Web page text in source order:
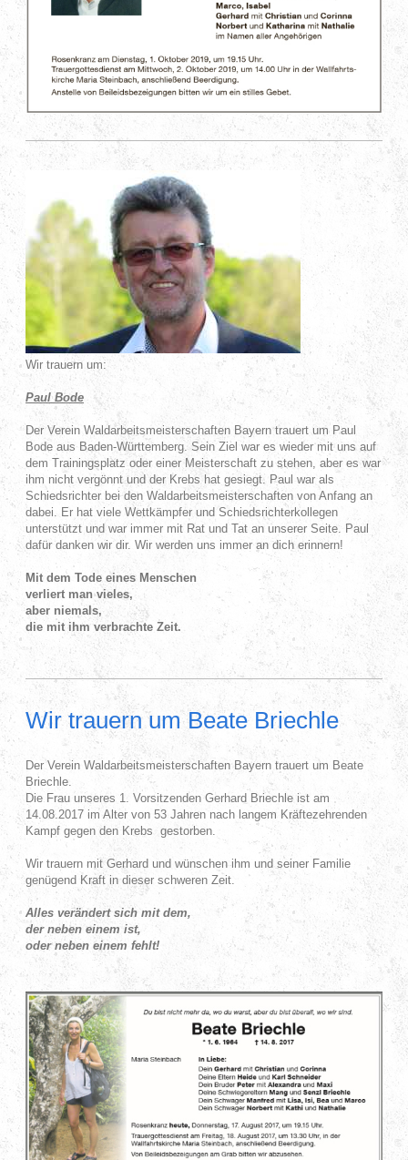
Wir trauern um:
Paul Bode
Der Verein Waldarbeitsmeisterschaften Bayern trauert um Paul
Bode aus Baden-Württemberg. Sein Ziel war es wieder mit uns auf
dem Trainingsplatz oder einer Meisterschaft zu stehen, aber es war
ihm nicht vergönnt und der Krebs hat gesiegt. Paul war als
Schiedsrichter bei den Waldarbeitsmeisterschaften von Anfang an
dabei. Er hat viele Wettkämpfer und Schiedsrichterkollegen
unterstützt und war immer mit Rat und Tat an unserer Seite. Paul
dafür danken wir dir. Wir werden uns immer an dich erinnern!
Mit dem Tode eines Menschen
verliert man vieles,
aber niemals,
die mit ihm verbrachte Zeit.
Wir trauern um Beate Briechle
Der Verein Waldarbeitsmeisterschaften Bayern trauert um Beate
Briechle.
Die Frau unseres 1. Vorsitzenden Gerhard Briechle ist am
14.08.2017 im Alter von 53 Jahren nach langem Kräftezehrenden
Kampf gegen den Krebs gestorben.
Wir trauern mit Gerhard und wünschen ihm und seiner Familie
genügend Kraft in dieser schweren Zeit.
Alles verändert sich mit dem,
der neben einem ist,
oder neben einem fehlt!